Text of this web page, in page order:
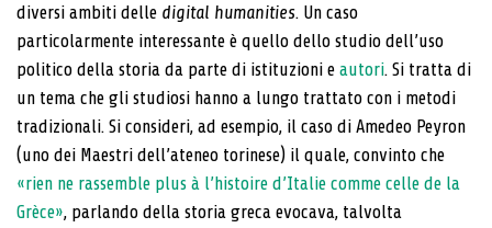
diversi ambiti delle digital humanities. Un caso
particolarmente interessante è quello dello stu­dio dell’uso
politico della storia da parte di istituzioni e autori. Si tratta di
un tema che gli studiosi hanno a lungo trattato con i metodi
tradizionali. Si consideri, ad esempio, il caso di Amedeo Peyron
(uno dei Ma­estri dell’ateneo torinese) il quale, convinto che
«rien ne rassemble plus à l’histoire d’Italie comme celle de la
Grèce», parlando della storia greca evocava, tal­volta